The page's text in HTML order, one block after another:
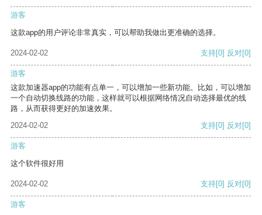
游客
这款app的用户评论非常真实，可以帮助我做出更准确的选择。
2024-02-02 支持[0] 反对[0]
游客
这款加速器app的功能有点单一，可以增加一些新功能。比如，可以增加
一个自动切换线路的功能，这样就可以根据网络情况自动选择最优的线
路，从而获得更好的加速效果。
2024-02-02
支持[0] 反对[0]
游客
这个软件很好用
2024-02-02 支持[0] 反对[0]
游客